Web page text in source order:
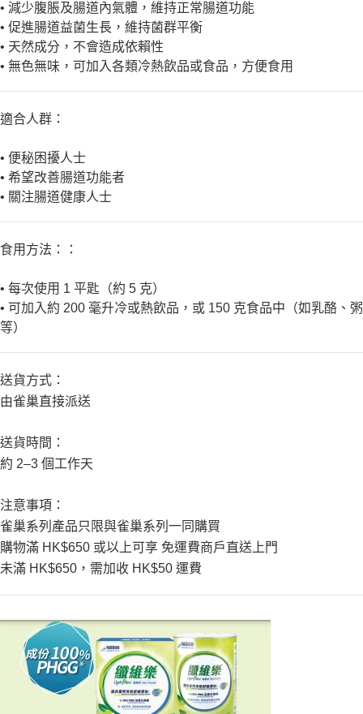
• 減少腹脹及腸道內氣體，維持正常腸道功能
• 促進腸道益菌生長，維持菌群平衡
• 天然成分，不會造成依賴性
• 無色無味，可加入各類冷熱飲品或食品，方便食用
適合人群：
• 便秘困擾人士
• 希望改善腸道功能者
• 關注腸道健康人士
食用方法：：
• 每次使用 1 平匙（約 5 克）
• 可加入約 200 毫升冷或熱飲品，或 150 克食品中（如乳酪、粥
等）
送貨方式：
由雀巢直接派送
送貨時間：
約 2–3 個工作天
注意事項：
雀巢系列產品只限與雀巢系列一同購買
購物滿 HK$650 或以上可享 免運費商戶直送上門
未滿 HK$650 ，需加收 HK$50 運費